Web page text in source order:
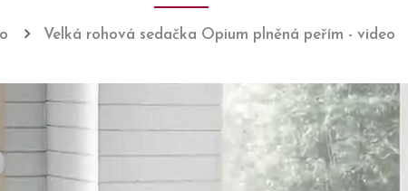
Velká rohová sedačka Opium plněná peřím - video